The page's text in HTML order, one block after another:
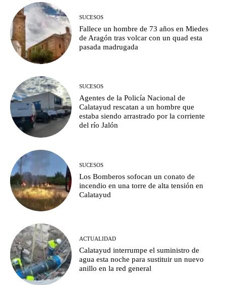
SUCESOS
Fallece un hombre de 73 años en Miedes
de Aragón tras volcar con un quad esta
pasada madrugada
SUCESOS
Agentes de la Policía Nacional de
Calatayud rescatan a un hombre que
estaba siendo arrastrado por la corriente
del río Jalón
SUCESOS
Los Bomberos sofocan un conato de
incendio en una torre de alta tensión en
Calatayud
ACTUALIDAD
Calatayud interrumpe el suministro de
agua esta noche para sustituir un nuevo
anillo en la red general